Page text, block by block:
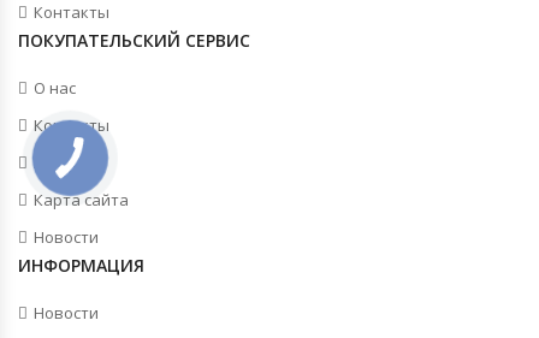
Контакты
ПОКУПАТЕЛЬСКИЙ СЕРВИС
О нас
Контакты
Акции
Карта сайта
Новости
ИНФОРМАЦИЯ
Новости